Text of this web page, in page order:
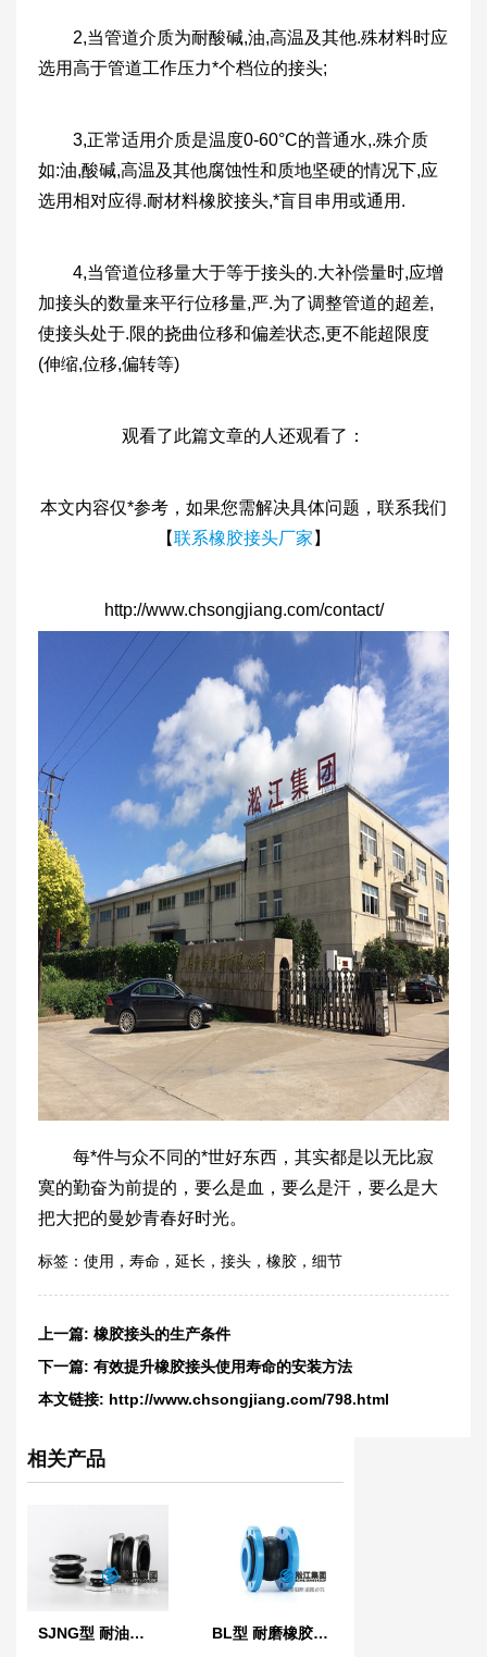
2,当管道介质为耐酸碱,油,高温及其他.殊材料时应
选用高于管道工作压力*个档位的接头;
3,正常适用介质是温度0-60°C的普通水,.殊介质
如:油,酸碱,高温及其他腐蚀性和质地坚硬的情况下,应
选用相对应得.耐材料橡胶接头,*盲目串用或通用.
4,当管道位移量大于等于接头的.大补偿量时,应增
加接头的数量来平行位移量,严.为了调整管道的超差,
使接头处于.限的挠曲位移和偏差状态,更不能超限度
(伸缩,位移,偏转等)
观看了此篇文章的人还观看了：
本文内容仅*参考，如果您需解决具体问题，联系我们
【联系橡胶接头厂家 】
http://www.chsongjiang.com/contact/
每*件与众不同的*世好东西，其实都是以无比寂
寞的勤奋为前提的，要么是血，要么是汗，要么是大
把大把的曼妙青春好时光。
标签： 使用 ， 寿命 ， 延长 ， 接头 ， 橡胶 ， 细节
上一篇: 橡胶接头的生产条件
下一篇: 有效提升橡胶接头使用寿命的安装方法
本文链接: http://www.chsongjiang.com/798.html
相关产品
SJNG型 耐油橡胶避震喉 BL型 耐磨橡胶软连接